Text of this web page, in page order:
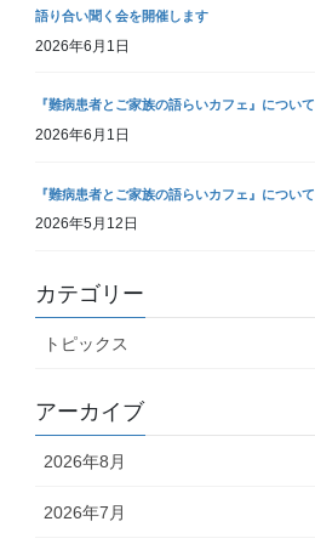
語り合い聞く会を開催します
2026年6月1日
『難病患者とご家族の語らいカフェ』について
2026年6月1日
『難病患者とご家族の語らいカフェ』について
2026年5月12日
カテゴリー
トピックス
アーカイブ
2026年8月
2026年7月